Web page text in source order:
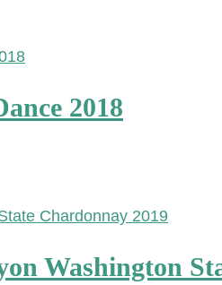
2018
Washington